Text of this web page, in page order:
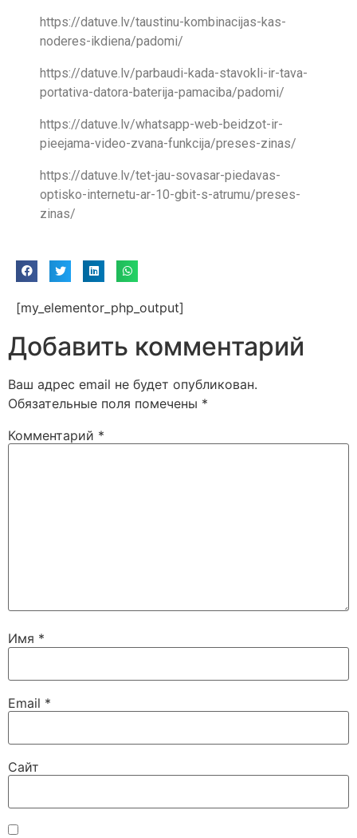
https://datuve.lv/taustinu-kombinacijas-kas-
noderes-ikdiena/padomi/
https://datuve.lv/parbaudi-kada-stavokli-ir-tava-
portativa-datora-baterija-pamaciba/padomi/
https://datuve.lv/whatsapp-web-beidzot-ir-
pieejama-video-zvana-funkcija/preses-zinas/
https://datuve.lv/tet-jau-sovasar-piedavas-
optisko-internetu-ar-10-gbit-s-atrumu/preses-
zinas/
[my_elementor_php_output]
Добавить комментарий
Ваш адрес email не будет опубликован.
Обязательные поля помечены *
Комментарий *
Имя *
Email *
Сайт